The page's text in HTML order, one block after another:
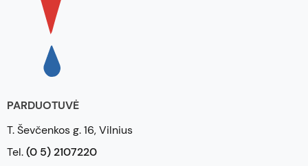
PARDUOTUVĖ
T. Ševčenkos g. 16, Vilnius
Tel.(0 5) 2107220